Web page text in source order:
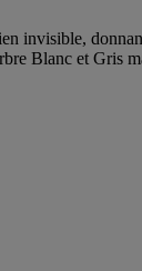
invisible,
Blanc et Gris